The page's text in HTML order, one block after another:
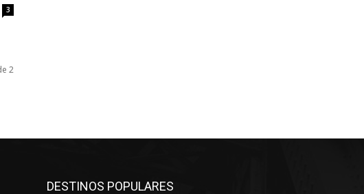
3
2
DESTINOS POPULARES